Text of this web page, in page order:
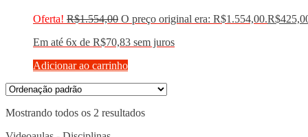
Oferta! R$1.554,00 O preço original era: R$1.554,00.R$
Em até 6x de R$70,83 sem juros
Adicionar ao carrinho
Mostrando todos os 2 resultados